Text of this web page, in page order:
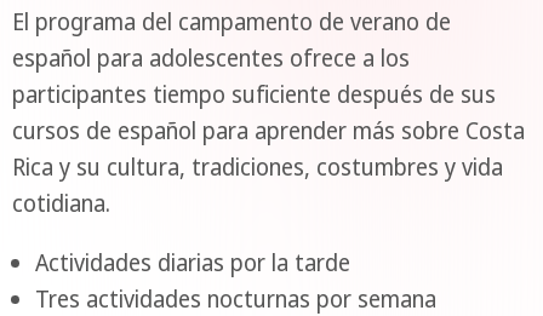
El programa del campamento de verano de
español para adolescentes ofrece a los
participantes tiempo suficiente después de sus
cursos de español para aprender más sobre Costa
Rica y su cultura, tradiciones, costumbres y vida
cotidiana.
Actividades diarias por la tarde
Tres actividades nocturnas por semana